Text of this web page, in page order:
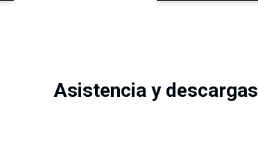
Asistencia y descargas